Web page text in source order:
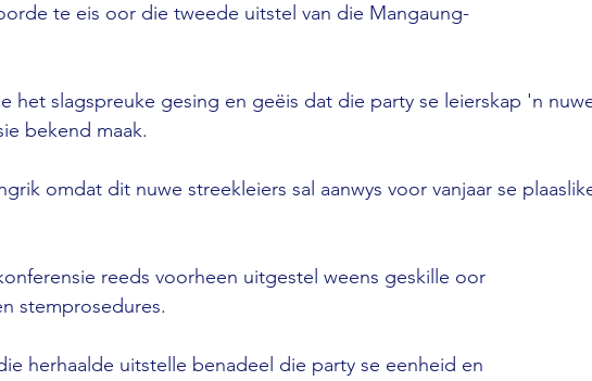
te eis oor die tweede uitstel van die Mangaung-
het slagspreuke gesing en geëis dat die party se leierskap 'n
bekend maak.
omdat dit nuwe streekleiers sal aanwys voor vanjaar se
reeds voorheen uitgestel weens geskille oor
stemprosedures.
herhaalde uitstelle benadeel die party se eenheid en